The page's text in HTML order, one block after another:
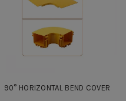
90° HORIZONTAL BEND COVER